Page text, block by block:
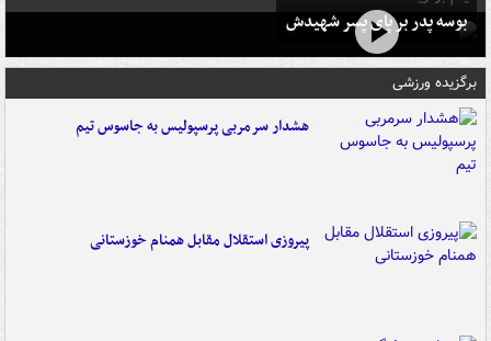
بوسه‌ پدر بر پای پسر شهیدش
برگزیده ورزشی
هشدار سرمربی پرسپولیس به جاسوس تیم
پیروزی استقلال مقابل همنام خوزستانی